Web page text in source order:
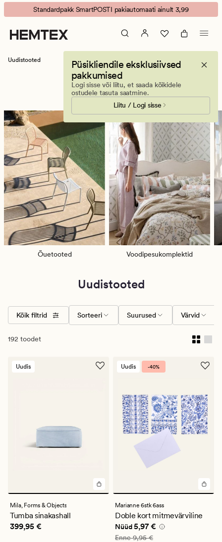
Uudistooted
ja
hetke
lemmikud
Animated
banner.
Press
ESCAPE
Standardpakk SmartPOSTI pakiautomaati ainult 3,99
Püsikliendile eksklusiivsed
pakkumised
Logi sisse või liitu, et saada kõikidele
ostudele tasuta saatmine.
Liitu / Logi sisse
Uudistooted
Uudistooted
Õuetooted Voodipesukomplektid
Uudistooted
Kõik filtrid Sorteeri Suurused Värvid
192 toodet
Uudis
Mila, Forms & Objects
Tumba sinakashall
Pris_ee 399,95 €
399,95 €
Uudis -40%
Marianne 6stk 6ass
Doble kort mitmevärviline
Nåværende pris_ee
Nüüd5,97 €
Vanlig pris_ee
Enne9,95 €